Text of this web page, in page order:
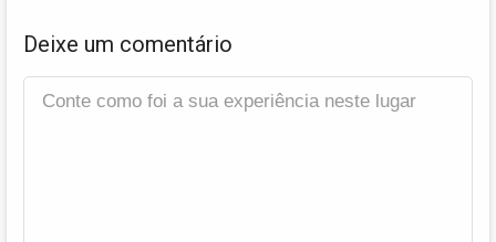
Deixe um comentário